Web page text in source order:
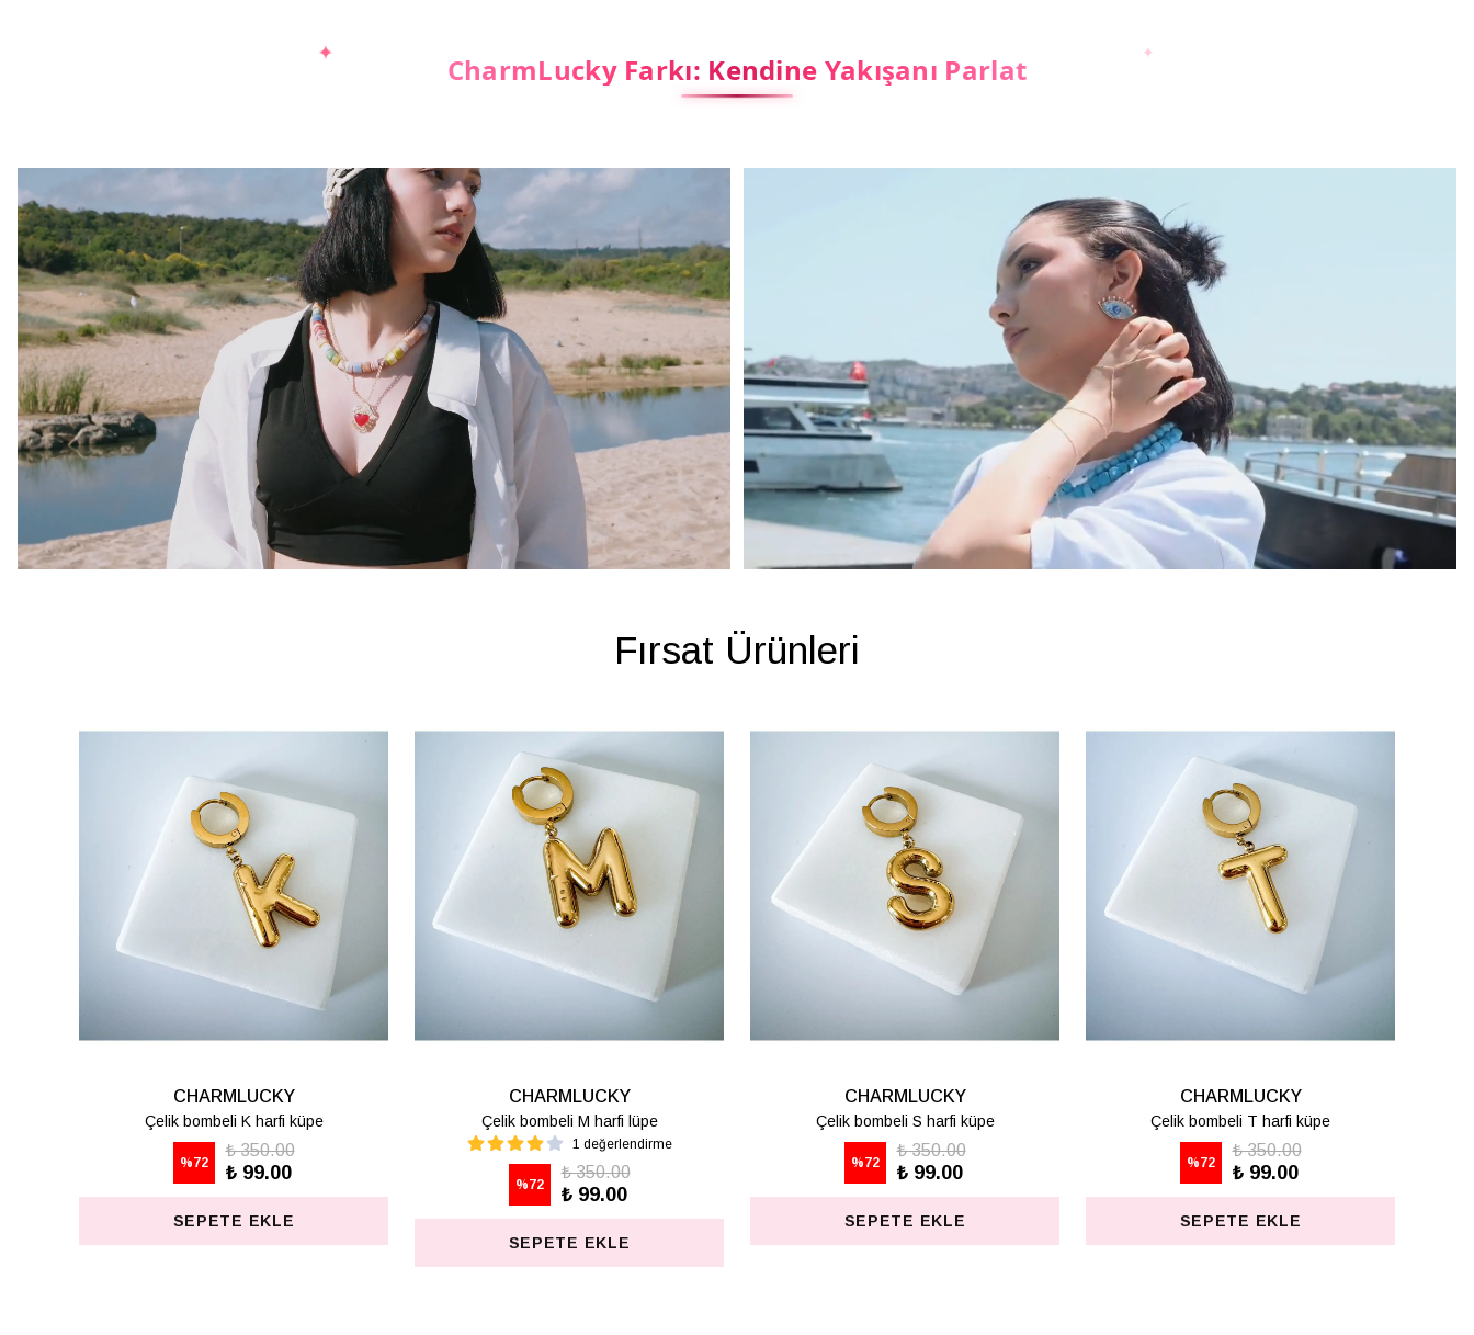
CharmLucky Farkı: Kendine Yakışanı Parlat
Fırsat Ürünleri
CHARMLUCKY
Çelik bombeli Z harfi küpe
%72
₺ 350.00
₺ 99.00
SEPETE EKLE
CHARMLUCKY
KARE KÜPE
%80
₺ 625.00
₺ 125.00
SEPETE EKLE
CHARMLUCKY
AKRİLİK GÜL KÜPE
%74
₺ 487.50
₺ 125.00
SEPETE EKLE
CHARMLUCKY
BASİC HARF KOLYE - C
%75
₺ 498.75
₺ 125.00
SEPETE EKLE